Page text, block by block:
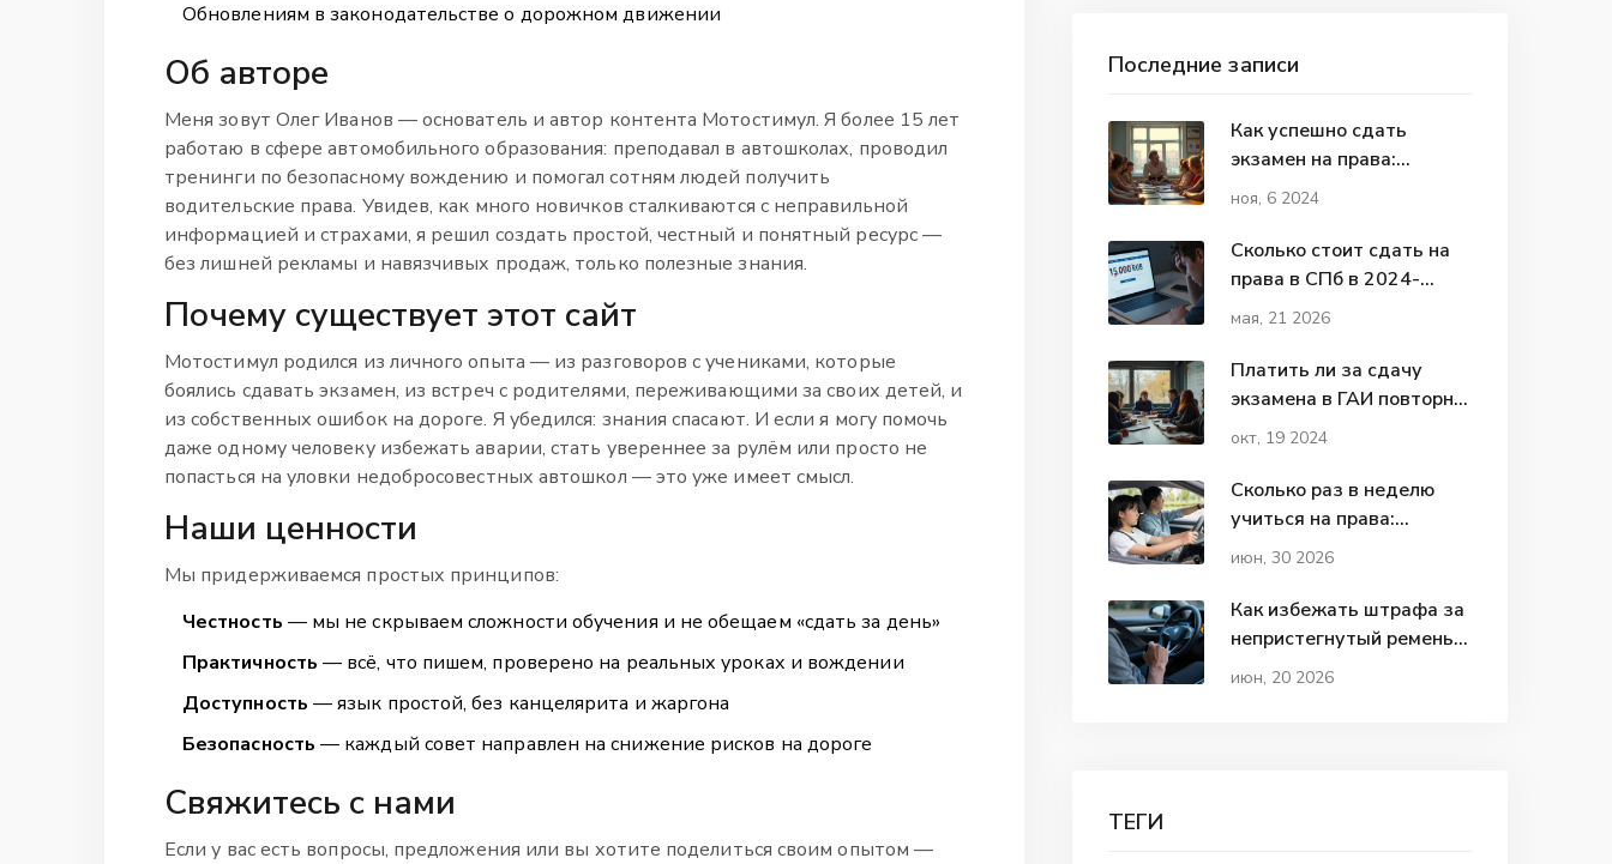
Обновлениям в законодательстве о дорожном движении
Об авторе
Меня зовут Олег Иванов — основатель и автор контента Мотостимул. Я более 15 лет
работаю в сфере автомобильного образования: преподавал в автошколах, проводил
тренинги по безопасному вождению и помогал сотням людей получить
водительские права. Увидев, как много новичков сталкиваются с неправильной
информацией и страхами, я решил создать простой, честный и понятный ресурс —
без лишней рекламы и навязчивых продаж, только полезные знания.
Почему существует этот сайт
Мотостимул родился из личного опыта — из разговоров с учениками, которые
боялись сдавать экзамен, из встреч с родителями, переживающими за своих детей, и
из собственных ошибок на дороге. Я убедился: знания спасают. И если я могу помочь
даже одному человеку избежать аварии, стать увереннее за рулём или просто не
попасться на уловки недобросовестных автошкол — это уже имеет смысл.
Наши ценности
Мы придерживаемся простых принципов:
Честность — мы не скрываем сложности обучения и не обещаем «сдать за день»
Практичность — всё, что пишем, проверено на реальных уроках и вождении
Доступность — язык простой, без канцелярита и жаргона
Безопасность — каждый совет направлен на снижение рисков на дороге
Свяжитесь с нами
Если у вас есть вопросы, предложения или вы хотите поделиться своим опытом —
Последние записи
Как успешно сдать
экзамен на права:
важные советы и факты
ноя, 6 2024
Сколько стоит сдать на
права в СПб в 2024-
2026: реальные цены и
мая, 21 2026
Платить ли за сдачу
экзамена в ГАИ повторно:
подробности и нюансы
окт, 19 2024
Сколько раз в неделю
учиться на права:
оптимальный график для
июн, 30 2026
Как избежать штрафа за
непристегнутый ремень:
законные способы и
июн, 20 2026
ТЕГИ